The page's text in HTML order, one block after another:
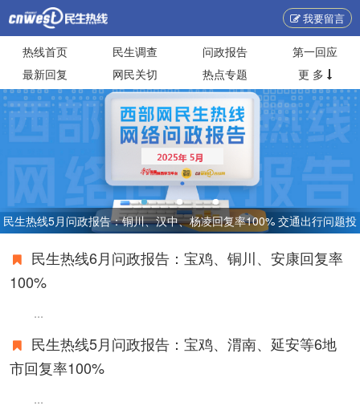
我要留言
热线首页 民生调查 问政报告
第一回应
最新回复
网民关切 热点专题 更 多
民生热线5月问政报告：铜川、汉中、杨凌回复率100% 交通出行问题投
民生热线6月问政报告：宝鸡、铜川、安康回复率
100%
...
民生热线5月问政报告：宝鸡、渭南、延安等6地
市回复率100%
...